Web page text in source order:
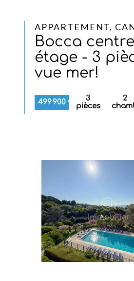
APPARTEMENT,
Bocca
étage - 3
vue mer!
499 900 €
3
pièces
2